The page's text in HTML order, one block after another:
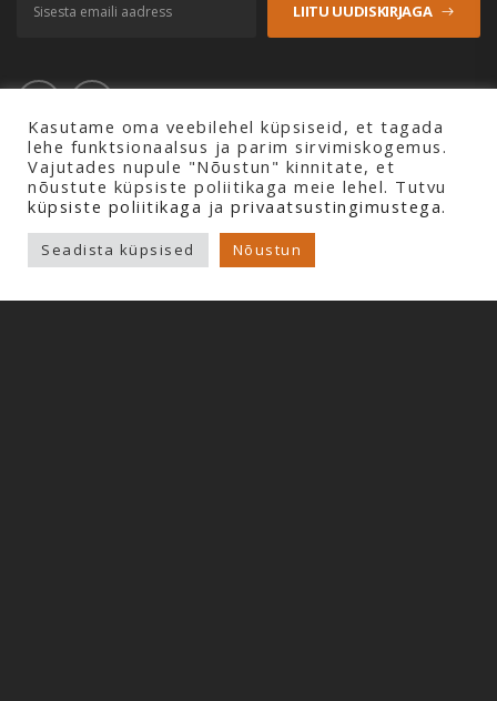
LIITU UUDISKIRJAGA
Copyright © 2026 Profline AS. Kõik õigused kaitstud.
Kasutame oma veebilehel küpsiseid, et tagada
lehe funktsionaalsus ja parim sirvimiskogemus.
Vajutades nupule "Nõustun" kinnitate, et
nõustute küpsiste poliitikaga meie lehel. Tutvu
küpsiste poliitikaga ja privaatsustingimustega.
Seadista küpsised Nõustun